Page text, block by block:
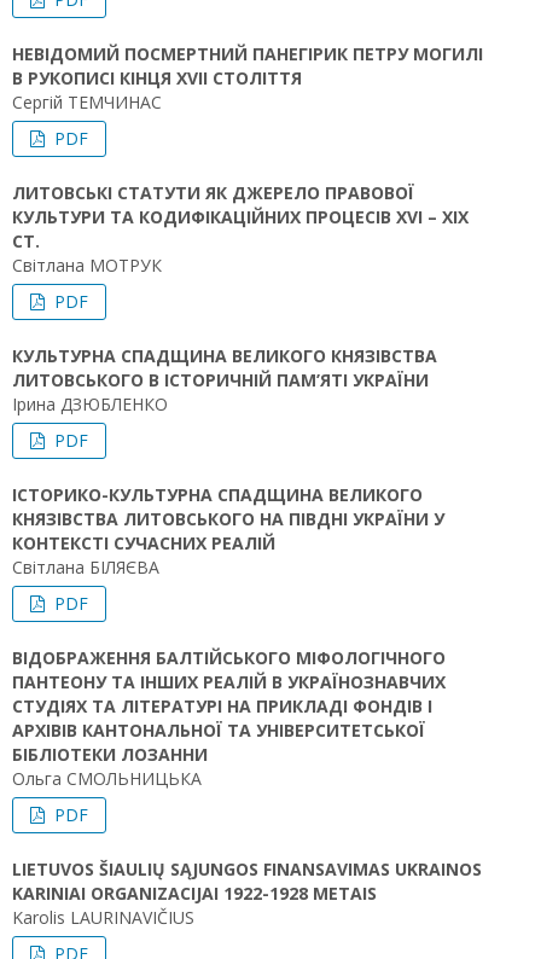
НЕВІДОМИЙ ПОСМЕРТНИЙ ПАНЕГІРИК ПЕТРУ МОГИЛІ
В РУКОПИСІ КІНЦЯ XVII СТОЛІТТЯ
Сергій ТЕМЧИНАС
PDF
ЛИТОВСЬКІ СТАТУТИ ЯК ДЖЕРЕЛО ПРАВОВОЇ
КУЛЬТУРИ ТА КОДИФІКАЦІЙНИХ ПРОЦЕСІВ XVI – XIX
СТ.
Світлана МОТРУК
PDF
КУЛЬТУРНА СПАДЩИНА ВЕЛИКОГО КНЯЗІВСТВА
ЛИТОВСЬКОГО В ІСТОРИЧНІЙ ПАМ’ЯТІ УКРАЇНИ
Ірина ДЗЮБЛЕНКО
PDF
ІСТОРИКО-КУЛЬТУРНА СПАДЩИНА ВЕЛИКОГО
КНЯЗІВСТВА ЛИТОВСЬКОГО НА ПІВДНІ УКРАЇНИ У
КОНТЕКСТІ СУЧАСНИХ РЕАЛІЙ
Світлана БІЛЯЄВА
PDF
ВІДОБРАЖЕННЯ БАЛТІЙСЬКОГО МІФОЛОГІЧНОГО
ПАНТЕОНУ ТА ІНШИХ РЕАЛІЙ В УКРАЇНОЗНАВЧИХ
СТУДІЯХ ТА ЛІТЕРАТУРІ НА ПРИКЛАДІ ФОНДІВ І
АРХІВІВ КАНТОНАЛЬНОЇ ТА УНІВЕРСИТЕТСЬКОЇ
БІБЛІОТЕКИ ЛОЗАННИ
Ольга СМОЛЬНИЦЬКА
PDF
LIETUVOS ŠIAULIŲ SĄJUNGOS FINANSAVIMAS UKRAINOS
KARINIAI ORGANIZACIJAI 1922-1928 METAIS
Karolis LAURINAVIČIUS
PDF